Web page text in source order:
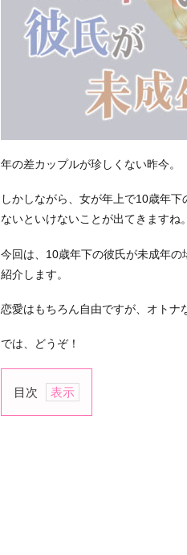
年の差カップルが珍しくない昨今。
しかしながら、女が年上で10歳年
ないといけないことが出てきますね。
今回は、10歳年下の彼氏が未成年
紹介します。
恋愛はもちろん自由ですが、オトナ
では、どうぞ！
目次
1.